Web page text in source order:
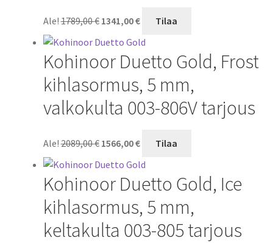
Ale!1789,00€
hinta
oli:
1789,00 €.
1341,00€
on:
1341,00 €.
Tilaa
Kohinoor Duetto Gold, Frost
kihlasormus, 5 mm,
valkokulta 003-806V tarjous
Ale!2089,00€
hinta
oli:
2089,00 €.
1566,00€
on:
1566,00 €.
Tilaa
Kohinoor Duetto Gold, Ice
kihlasormus, 5 mm,
keltakulta 003-805 tarjous